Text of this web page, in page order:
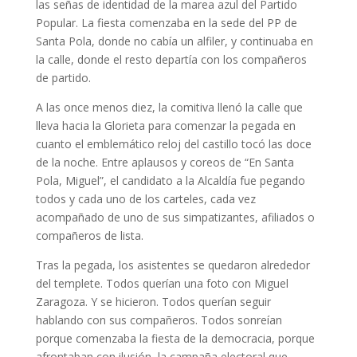
las señas de identidad de la marea azul del Partido
Popular. La fiesta comenzaba en la sede del PP de
Santa Pola, donde no cabía un alfiler, y continuaba en
la calle, donde el resto departía con los compañeros
de partido.
A las once menos diez, la comitiva llenó la calle que
lleva hacia la Glorieta para comenzar la pegada en
cuanto el emblemático reloj del castillo tocó las doce
de la noche. Entre aplausos y coreos de “En Santa
Pola, Miguel”, el candidato a la Alcaldía fue pegando
todos y cada uno de los carteles, cada vez
acompañado de uno de sus simpatizantes, afiliados o
compañeros de lista.
Tras la pegada, los asistentes se quedaron alrededor
del templete. Todos querían una foto con Miguel
Zaragoza. Y se hicieron. Todos querían seguir
hablando con sus compañeros. Todos sonreían
porque comenzaba la fiesta de la democracia, porque